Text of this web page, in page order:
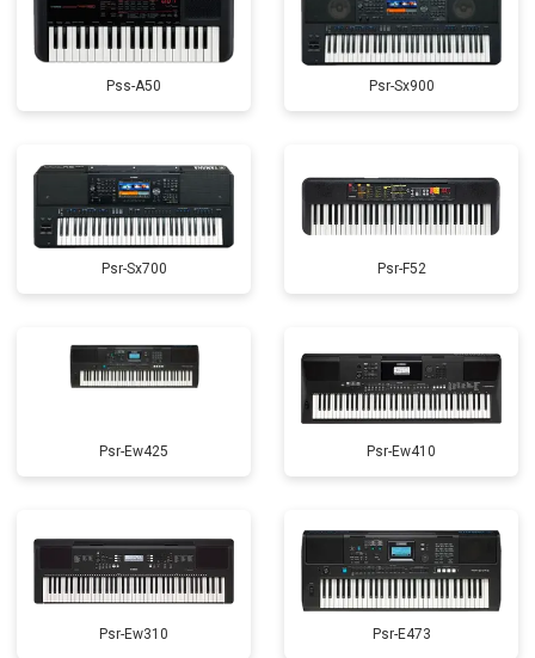
Pss-A50 Psr-Sx900
Psr-Sx700 Psr-F52
Psr-Ew425 Psr-Ew410
Psr-Ew310 Psr-E473